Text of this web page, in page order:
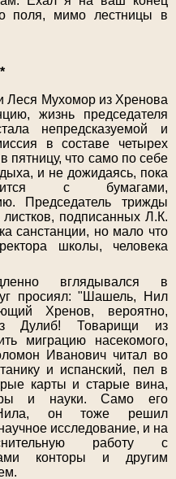
поля, мимо лестницы в
Леся Мухомор из Хренова
жизнь председателя
непредсказуемой и
в составе четырех
пятницу, что само по себе
и не дожидаясь, пока
с бумагами,
Председатель трижды
подписанных Л.К.
санстанции, но мало что
школы, человека
вглядывался в
просиял: "Шашель, Нил
Хренов, вероятно,
Дулиб! Товарищи из
миграцию насекомого,
Иванович читал во
и испанский, пел в
карты и старые вина,
и науки. Само его
Нила, он тоже решил
исследование, и на
работу с
конторы и другим